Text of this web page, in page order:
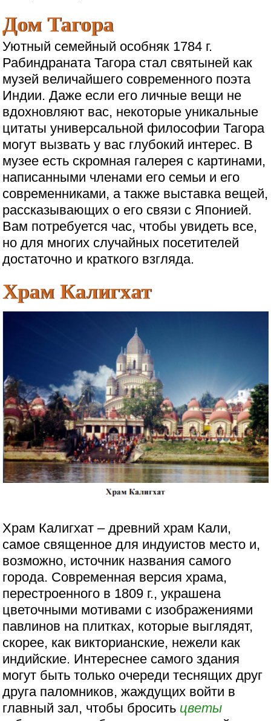
Дом Тагора
Уютный семейный особняк 1784 г.
Рабиндраната Тагора стал святыней как
музей величайшего современного поэта
Индии. Даже если его личные вещи не
вдохновляют вас, некоторые уникальные
цитаты универсальной философии Тагора
могут вызвать у вас глубокий интерес. В
музее есть скромная галерея с картинами,
написанными членами его семьи и его
современниками, а также выставка вещей,
рассказывающих о его связи с Японией.
Вам потребуется час, чтобы увидеть все,
но для многих случайных посетителей
достаточно и краткого взгляда.
Храм Калигхат
Храм Калигхат – древний храм Кали,
самое священное для индуистов место и,
возможно, источник названия самого
города. Современная версия храма,
перестроенного в 1809 г., украшена
цветочными мотивами с изображениями
павлинов на плитках, которые выглядят,
скорее, как викторианские, нежели как
индийские. Интереснее самого здания
могут быть только очереди теснящих друг
друга паломников, жаждущих войти в
главный зал, чтобы бросить цветы